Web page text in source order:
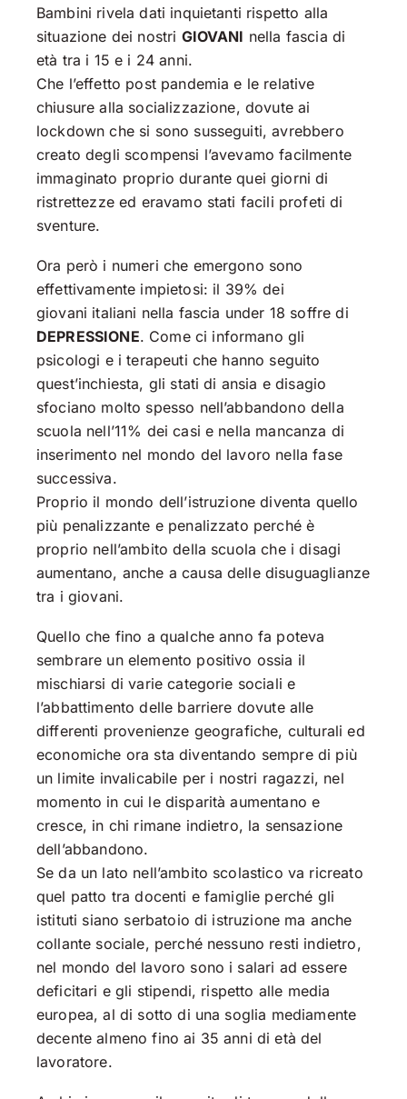
Bambini rivela dati inquietanti rispetto alla
situazione dei nostri GIOVANI nella fascia di
età tra i 15 e i 24 anni.
Che l’effetto post pandemia e le relative
chiusure alla socializzazione, dovute ai
lockdown che si sono susseguiti, avrebbero
creato degli scompensi l’avevamo facilmente
immaginato proprio durante quei giorni di
ristrettezze ed eravamo stati facili profeti di
sventure.
Ora però i numeri che emergono sono
effettivamente impietosi: il 39% dei
giovani italiani nella fascia under 18 soffre di
DEPRESSIONE. Come ci informano gli
psicologi e i terapeuti che hanno seguito
quest’inchiesta, gli stati di ansia e disagio
sfociano molto spesso nell’abbandono della
scuola nell’11% dei casi e nella mancanza di
inserimento nel mondo del lavoro nella fase
successiva.
Proprio il mondo dell’istruzione diventa quello
più penalizzante e penalizzato perché è
proprio nell’ambito della scuola che i disagi
aumentano, anche a causa delle disuguaglianze
tra i giovani.
Quello che fino a qualche anno fa poteva
sembrare un elemento positivo ossia il
mischiarsi di varie categorie sociali e
l’abbattimento delle barriere dovute alle
differenti provenienze geografiche, culturali ed
economiche ora sta diventando sempre di più
un limite invalicabile per i nostri ragazzi, nel
momento in cui le disparità aumentano e
cresce, in chi rimane indietro, la sensazione
dell’abbandono.
Se da un lato nell’ambito scolastico va ricreato
quel patto tra docenti e famiglie perché gli
istituti siano serbatoio di istruzione ma anche
collante sociale, perché nessuno resti indietro,
nel mondo del lavoro sono i salari ad essere
deficitari e gli stipendi, rispetto alle media
europea, al di sotto di una soglia mediamente
decente almeno fino ai 35 anni di età del
lavoratore.